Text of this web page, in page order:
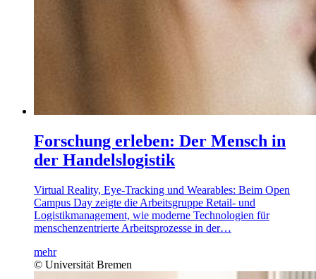
Forschung erleben: Der Mensch in
der Handelslogistik
Virtual Reality, Eye-Tracking und Wearables: Beim Open
Campus Day zeigte die Arbeitsgruppe Retail- und
Logistikmanagement, wie moderne Technologien für
menschenzentrierte Arbeitsprozesse in der…
mehr
© Universität Bremen